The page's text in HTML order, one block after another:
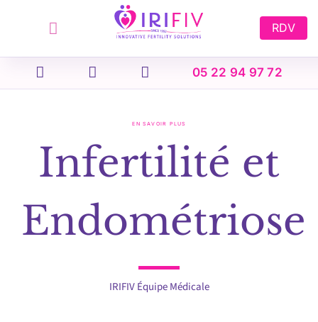
RDV
05 22 94 97 72
EN SAVOIR PLUS
Infertilité et
Endométriose
IRIFIV Équipe Médicale